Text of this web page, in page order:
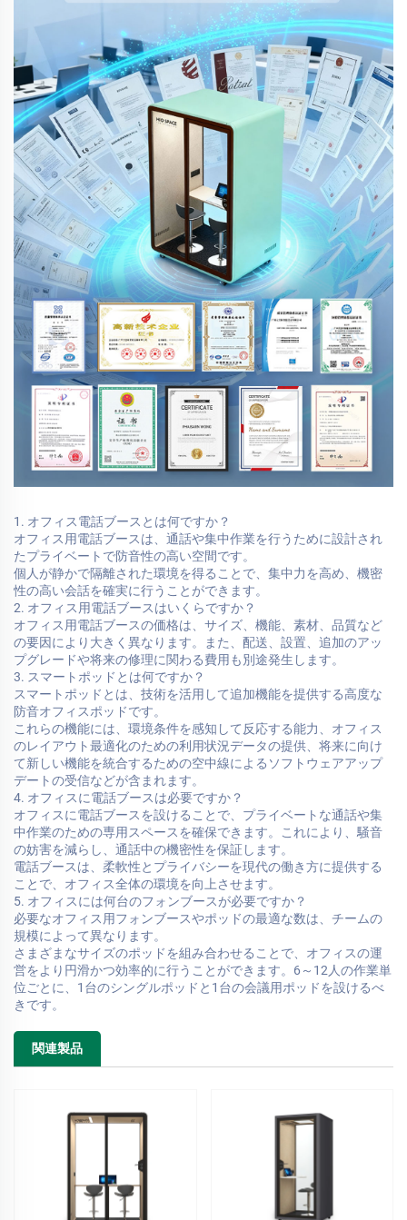
1. オフィス電話ブースとは何ですか？
オフィス用電話ブースは、通話や集中作業を行うために設計され
たプライベートで防音性の高い空間です。
個人が静かで隔離された環境を得ることで、集中力を高め、機密
性の高い会話を確実に行うことができます。
2. オフィス用電話ブースはいくらですか？
オフィス用電話ブースの価格は、サイズ、機能、素材、品質など
の要因により大きく異なります。また、配送、設置、追加のアッ
プグレードや将来の修理に関わる費用も別途発生します。
3. スマートポッドとは何ですか？
スマートポッドとは、技術を活用して追加機能を提供する高度な
防音オフィスポッドです。
これらの機能には、環境条件を感知して反応する能力、オフィス
のレイアウト最適化のための利用状況データの提供、将来に向け
て新しい機能を統合するための空中線によるソフトウェアアップ
デートの受信などが含まれます。
4. オフィスに電話ブースは必要ですか？
オフィスに電話ブースを設けることで、プライベートな通話や集
中作業のための専用スペースを確保できます。これにより、騒音
の妨害を減らし、通話中の機密性を保証します。
電話ブースは、柔軟性とプライバシーを現代の働き方に提供する
ことで、オフィス全体の環境を向上させます。
5. オフィスには何台のフォンブースが必要ですか？
必要なオフィス用フォンブースやポッドの最適な数は、チームの
規模によって異なります。
さまざまなサイズのポッドを組み合わせることで、オフィスの運
営をより円滑かつ効率的に行うことができます。6～12人の作業単
位ごとに、1台のシングルポッドと1台の会議用ポッドを設けるべ
きです。
関連製品